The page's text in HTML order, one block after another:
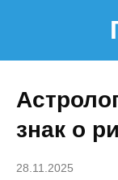
знак о
28.11.2025